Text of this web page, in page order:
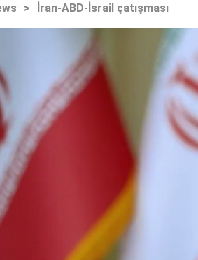
> İran-ABD-İsrail çatışması